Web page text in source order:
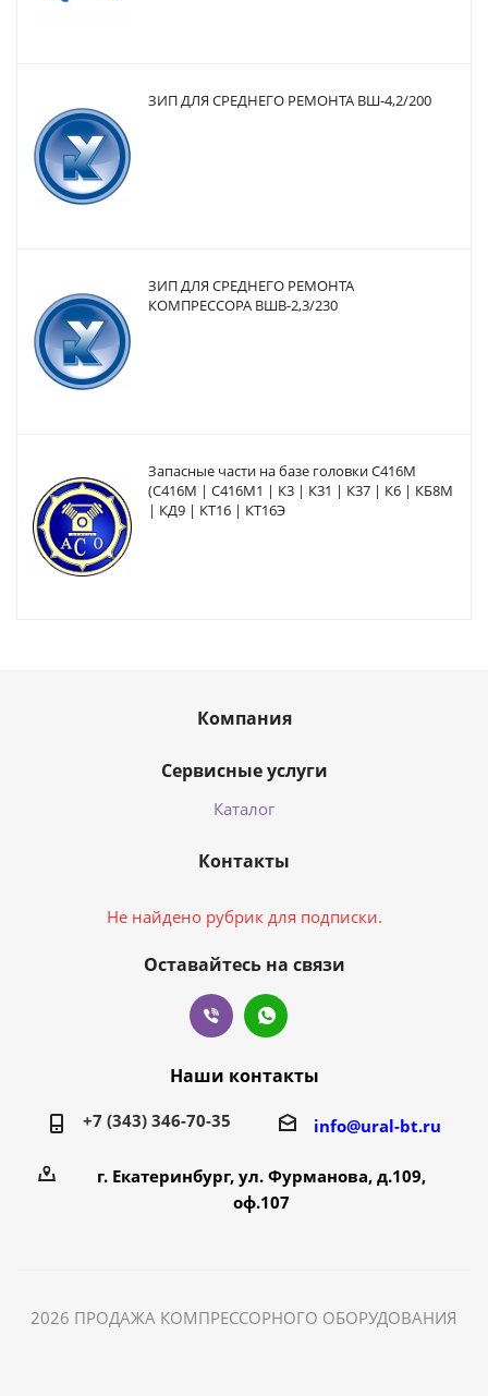
ЗИП ДЛЯ СРЕДНЕГО РЕМОНТА ВШ-4,2/200
ЗИП ДЛЯ СРЕДНЕГО РЕМОНТА
КОМПРЕССОРА ВШВ-2,3/230
Запасные части на базе головки С416М
(С416М | С416М1 | К3 | К31 | К37 | К6 | КБ8М
| КД9 | КТ16 | КТ16Э
Компания
Сервисные услуги
Каталог
Контакты
Не найдено рубрик для подписки.
Оставайтесь на связи
Наши контакты
+7 (343) 346-70-35 info@ural-bt.ru
г. Екатеринбург, ул. Фурманова, д.109,
оф.107
2026 ПРОДАЖА КОМПРЕССОРНОГО ОБОРУДОВАНИЯ